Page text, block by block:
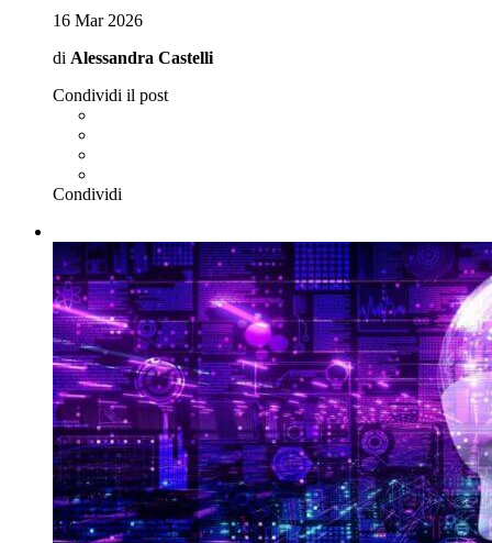
16 Mar 2026
di Alessandra Castelli
Condividi il post
Condividi